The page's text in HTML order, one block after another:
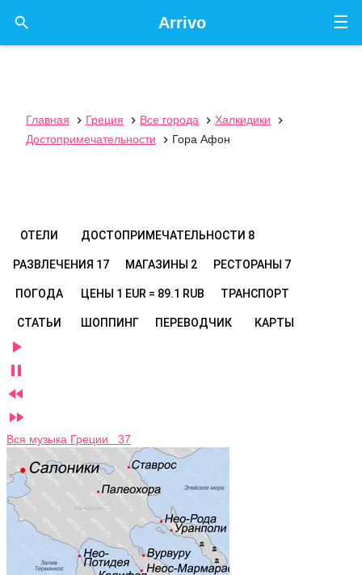
☰
Arrivo

Главная  Греция  Все города  Халкидики

Достопримечательности
 Гора Афон
ОТЕЛИ ДОСТОПРИМЕЧАТЕЛЬНОСТИ 8
РАЗВЛЕЧЕНИЯ 17 МАГАЗИНЫ 2 РЕСТОРАНЫ 7
ПОГОДА ЦЕНЫ 1 EUR = 89.1 RUB ТРАНСПОРТ
СТАТЬИ ШОППИНГ ПЕРЕВОДЧИК КАРТЫ




Вся музыка Греции 37